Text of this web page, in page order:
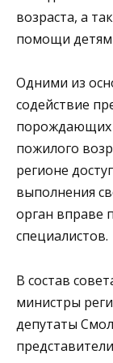
возраста, а
помощи детям
Одними из
содействие
порождающих
пожилого
регионе
выполнения
орган вправе
специалистов.
В состав
министры
депутаты